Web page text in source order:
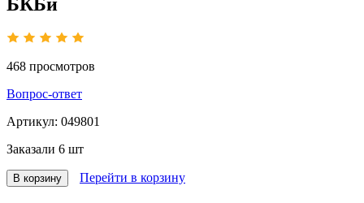
БКБи
468 просмотров
Вопрос-ответ
Артикул: 049801
Заказали 6 шт
В корзину Перейти в корзину